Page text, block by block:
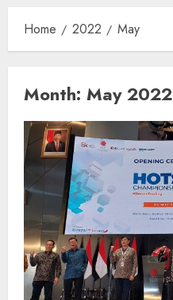
Home 2022 May
Month: May 2022